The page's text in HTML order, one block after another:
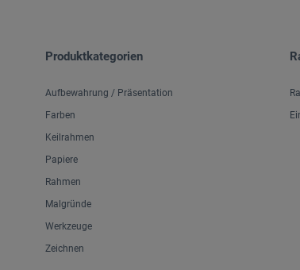
Produktkategorien
Aufbewahrung / Präsentation
Farben
Keilrahmen
Papiere
Rahmen
Malgründe
Werkzeuge
Zeichnen